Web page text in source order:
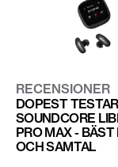
RECENSIONER
DOPEST
SOUNDCORE
PRO MAX - BÄST
OCH SAMTAL